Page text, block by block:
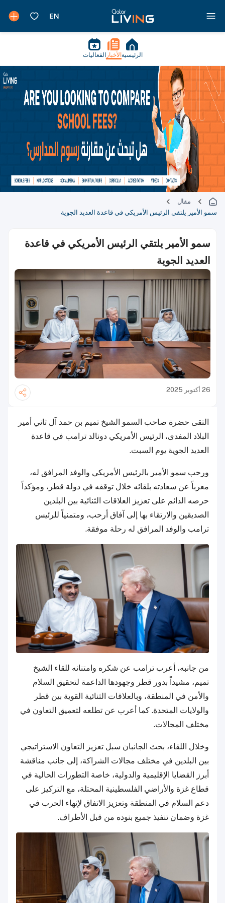
الرئيسية الأخبار الفعاليات
مقال
سمو الأمير يلتقي الرئيس الأمريكي في قاعدة العديد الجوية
سمو الأمير يلتقي الرئيس الأمريكي في قاعدة
العديد الجوية
26 أكتوبر 2025
التقى حضرة صاحب السمو الشيخ تميم بن حمد آل ثاني أمير
البلاد المفدى، الرئيس الأمريكي دونالد ترامب في قاعدة
العديد الجوية يوم السبت.
ورحب سمو الأمير بالرئيس الأمريكي والوفد المرافق له،
معرباً عن سعادته بلقائه خلال توقفه في دولة قطر، ومؤكداً
حرصه الدائم على تعزيز العلاقات الثنائية بين البلدين
الصديقين والارتقاء بها إلى آفاق أرحب، ومتمنياً للرئيس
ترامب والوفد المرافق له رحلة موفقة.
من جانبه، أعرب ترامب عن شكره وامتنانه للقاء الشيخ
تميم، مشيداً بدور قطر وجهودها الداعمة لتحقيق السلام
والأمن في المنطقة، وبالعلاقات الثنائية القوية بين قطر
والولايات المتحدة. كما أعرب عن تطلعه لتعميق التعاون في
مختلف المجالات.
وخلال اللقاء، بحث الجانبان سبل تعزيز التعاون الاستراتيجي
بين البلدين في مختلف مجالات الشراكة، إلى جانب مناقشة
أبرز القضايا الإقليمية والدولية، خاصة التطورات الحالية في
قطاع غزة والأراضي الفلسطينية المحتلة، مع التركيز على
دعم السلام في المنطقة وتعزيز الاتفاق لإنهاء الحرب في
غزة وضمان تنفيذ جميع بنوده من قبل الأطراف.